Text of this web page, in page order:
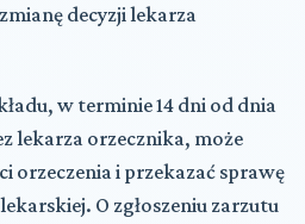
decyzji lekarza
w terminie 14 dni od dnia
lekarza orzecznika, może
orzeczenia i przekazać sprawę
O zgłoszeniu zarzutu